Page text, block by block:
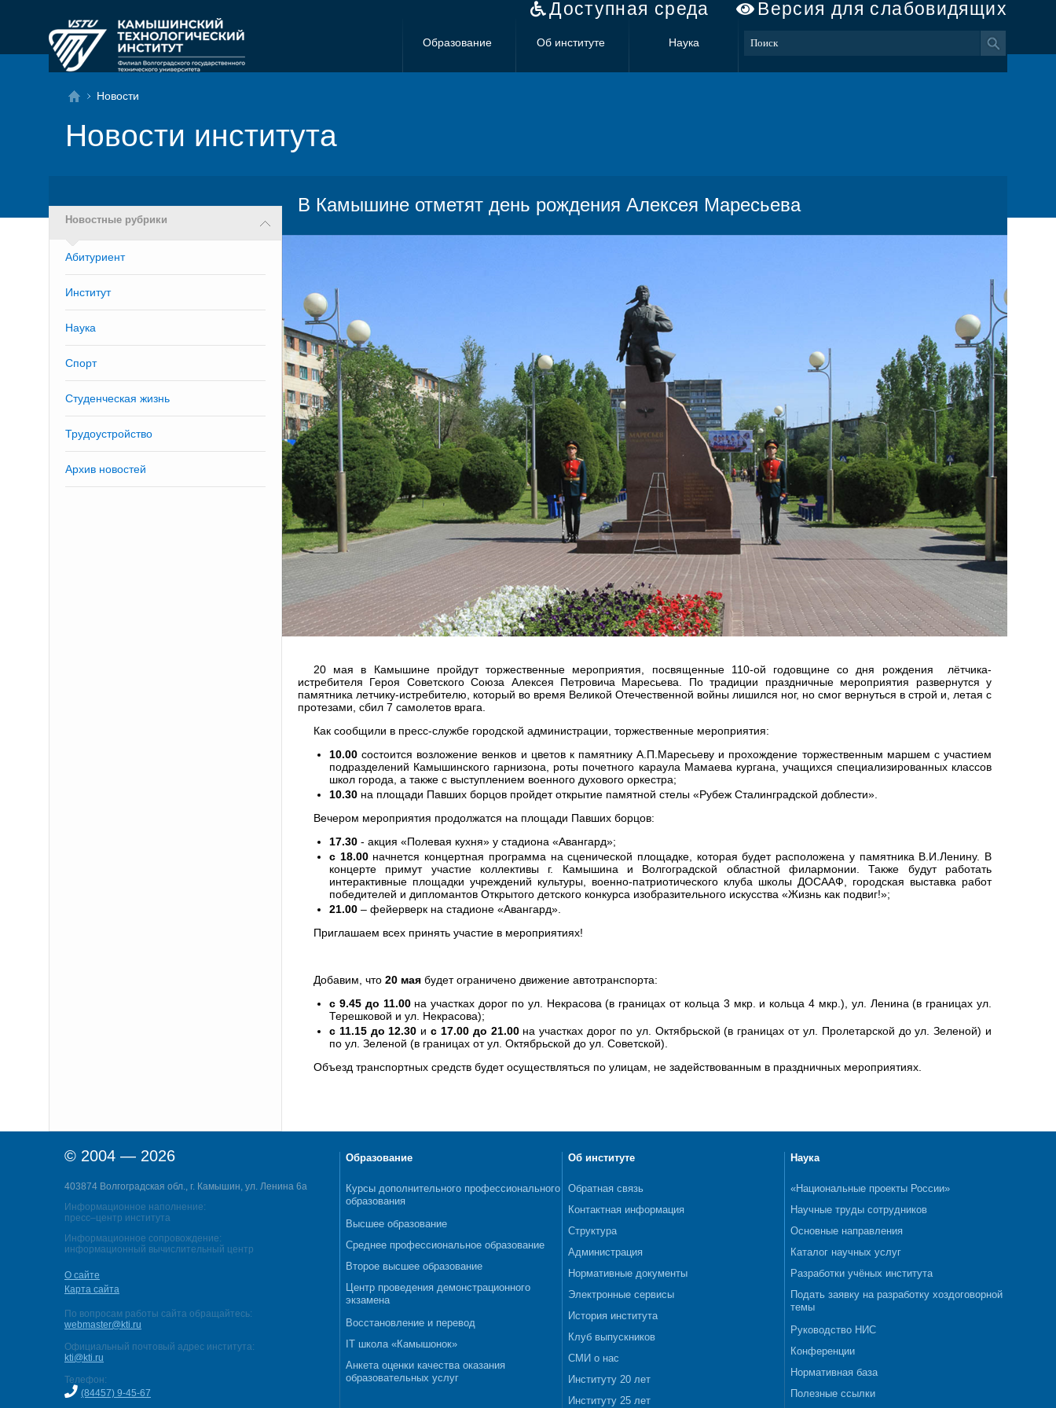
Доступная среда Версия для слабовидящих
Образование Об институте Наука
Новости
Новости института
Новостные рубрики
Абитуриент
Институт
Наука
Спорт
Студенческая жизнь
Трудоустройство
Архив новостей
В Камышине отметят день рождения Алексея Маресьева
20 мая в Камышине пройдут торжественные мероприятия, посвященные 110-ой годовщине со дня рождения лётчика-
истребителя Героя Советского Союза Алексея Петровича Маресьева. По традиции праздничные мероприятия развернутся у
памятника летчику-истребителю, который во время Великой Отечественной войны лишился ног, но смог вернуться в строй и, летая с
протезами, сбил 7 самолетов врага.
Как сообщили в пресс-службе городской администрации, торжественные мероприятия:
10.00 состоится возложение венков и цветов к памятнику А.П.Маресьеву и прохождение торжественным маршем с участием
подразделений Камышинского гарнизона, роты почетного караула Мамаева кургана, учащихся специализированных классов
школ города, а также с выступлением военного духового оркестра;
10.30 на площади Павших борцов пройдет открытие памятной стелы «Рубеж Сталинградской доблести».
Вечером мероприятия продолжатся на площади Павших борцов:
17.30 - акция «Полевая кухня» у стадиона «Авангард»;
с 18.00начнется концертная программа на сценической площадке, которая будет расположена у памятника В.И.Ленину. В
концерте примут участие коллективы г. Камышина и Волгоградской областной филармонии. Также будут работать
интерактивные площадки учреждений культуры, военно-патриотического клуба школы ДОСААФ, городская выставка работ
победителей и дипломантов Открытого детского конкурса изобразительного искусства «Жизнь как подвиг!»;
21.00 – фейерверк на стадионе «Авангард».
Приглашаем всех принять участие в мероприятиях!
Добавим, что 20 мая будет ограничено движение автотранспорта:
с 9.45 до 11.00на участках дорог по ул. Некрасова (в границах от кольца 3 мкр. и кольца 4 мкр.), ул. Ленина (в границах ул.
Терешковой и ул. Некрасова);
с 11.15 до 12.30 ис 17.00 до 21.00на участках дорог по ул. Октябрьской (в границах от ул. Пролетарской до ул. Зеленой) и
по ул. Зеленой (в границах от ул. Октябрьской до ул. Советской).
Объезд транспортных средств будет осуществляться по улицам, не задействованным в праздничных мероприятиях.
© 2004 — 2026
403874 Волгоградская обл., г. Камышин, ул. Ленина 6а
Информационное наполнение:
пресс–центр института
Информационное сопровождение:
информационный вычислительный центр
О сайте
Карта сайта
По вопросам работы сайта обращайтесь:
webmaster@kti.ru
Официальный почтовый адрес института:
kti@kti.ru
Телефон:
(84457) 9-45-67
Образование
Курсы дополнительного профессионального
образования
Высшее образование
Среднее профессиональное образование
Второе высшее образование
Центр проведения демонстрационного
экзамена
Восстановление и перевод
IT школа «Камышонок»
Анкета оценки качества оказания
образовательных услуг
Об институте
Обратная связь
Контактная информация
Структура
Администрация
Нормативные документы
Электронные сервисы
История института
Клуб выпускников
СМИ о нас
Институту 20 лет
Институту 25 лет
Наука
«Национальные проекты России»
Научные труды сотрудников
Основные направления
Каталог научных услуг
Разработки учёных института
Подать заявку на разработку хоздоговорной
темы
Руководство НИС
Конференции
Нормативная база
Полезные ссылки